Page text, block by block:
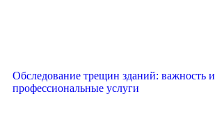
Обследование трещин зданий: важность и
профессиональные услуги